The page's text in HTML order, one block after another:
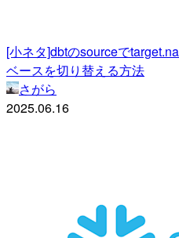
[小ネタ]dbtのsourceで
ベースを切り替える方法
さがら
2025.06.16